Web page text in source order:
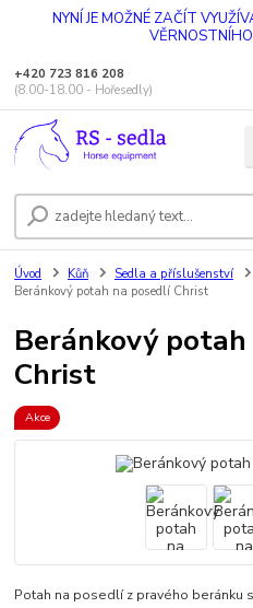
NYNÍ JE MOŽNÉ ZAČÍT
+420 723 816 208
(8.00-18.00 - Hořesedly)
Úvod Kůň Sedla a příslušenství
Beránkový potah na posedlí Christ
Beránkový
Christ
Akce
Potah na posedlí z pravého beránku